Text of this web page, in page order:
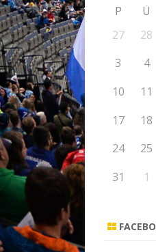
P Ú
27
28
3
4
10
11
17
18
24
25
31
1